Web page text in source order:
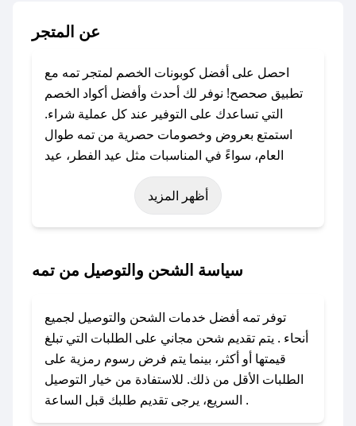
عن المتجر
احصل على أفضل كوبونات الخصم لمتجر تمه مع
تطبيق صحصح! نوفر لك أحدث وأفضل أكواد الخصم
التي تساعدك على التوفير عند كل عملية شراء.
استمتع بعروض وخصومات حصرية من تمه طوال
العام، سواءً في المناسبات مثل عيد الفطر، عيد
الأضحى، الجمعة البيضاء (شهر نوفمبر)، رمضان،
اليوم الوطني، يوم التأسيس، أو حتى عروض خاصة
باستخدام تطبيق صحصح، يمكنك العثور بسهولة على
معنا عبر تويتر أو البريد الإلكتروني لإضافته بسرعة.
### كيفية استخدام كود خصم تمه؟
1. انسخ كود الخصم من تطبيق صحصح.
2. الصقه في خانة الدفع عند التسوق من تمه.
أظهر المزيد
سياسة الشحن والتوصيل من تمه
توفر تمه أفضل خدمات الشحن والتوصيل لجميع
أنحاء . يتم تقديم شحن مجاني على الطلبات التي تبلغ
قيمتها أو أكثر، بينما يتم فرض رسوم رمزية على
الطلبات الأقل من ذلك. للاستفادة من خيار التوصيل
السريع، يرجى تقديم طلبك قبل الساعة .